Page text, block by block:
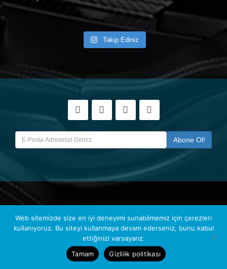
Takip Ediniz
Web sitemizde size en iyi deneyimi sunabilmemiz için çerezleri
kullanıyoruz. Bu siteyi kullanmaya devam ederseniz, bunu kabul
ettiğinizi varsayarız.
Tamam
Gizlilik politikası